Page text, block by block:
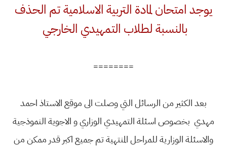
يوجد امتحان لمادة التربية الاسلامية تم الحذف
بالنسبة لطلاب التمهيدي الخارجي
========
بعد الكثير من الرسائل التي وصلت الى موقع الاستاذ احمد
مهدي بخصوص اسئلة التمهيدي الوزاري و الاجوية النموذجية
والاسئلة الوزارية للمراحل المنتهية تم جميع اكبر قدر ممكن من